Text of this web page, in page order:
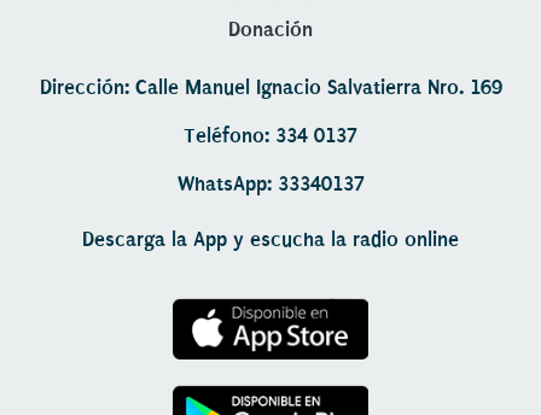
Donación
Dirección: Calle Manuel Ignacio Salvatierra Nro. 169
Teléfono: 334 0137
WhatsApp: 33340137
Descarga la App y escucha la radio online